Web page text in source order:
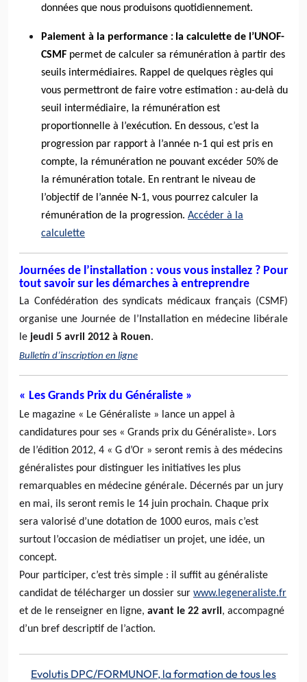
données que nous produisons quotidiennement.
Paiement à la performance : la calculette de l’UNOF-
CSMF permet de calculer sa rémunération à partir des
seuils intermédiaires. Rappel de quelques règles qui
vous permettront de faire votre estimation : au-delà du
seuil intermédiaire, la rémunération est
proportionnelle à l’exécution. En dessous, c’est la
progression par rapport à l’année n-1 qui est pris en
compte, la rémunération ne pouvant excéder 50% de
la rémunération totale. En rentrant le niveau de
l’objectif de l’année N-1, vous pourrez calculer la
rémunération de la progression. Accéder à la
calculette
Journées de l’installation : vous vous installez ? Pour
tout savoir sur les démarches à entreprendre
La Confédération des syndicats médicaux français (CSMF)
organise une Journée de l’Installation en médecine libérale
le jeudi 5 avril 2012 à Rouen.
Bulletin d’inscription en ligne
« Les Grands Prix du Généraliste »
Le magazine « Le Généraliste » lance un appel à
candidatures pour ses « Grands prix du Généraliste». Lors
de l’édition 2012, 4 « G d’Or » seront remis à des médecins
généralistes pour distinguer les initiatives les plus
remarquables en médecine générale. Décernés par un jury
en mai, ils seront remis le 14 juin prochain. Chaque prix
sera valorisé d’une dotation de 1000 euros, mais c’est
surtout l’occasion de médiatiser un projet, une idée, un
concept.
Pour participer, c’est très simple : il suffit au généraliste
candidat de télécharger un dossier sur www.legeneraliste.fr
et de le renseigner en ligne, avant le 22 avril, accompagné
d’un bref descriptif de l’action.
Evolutis DPC/FORMUNOF, la formation de tous les